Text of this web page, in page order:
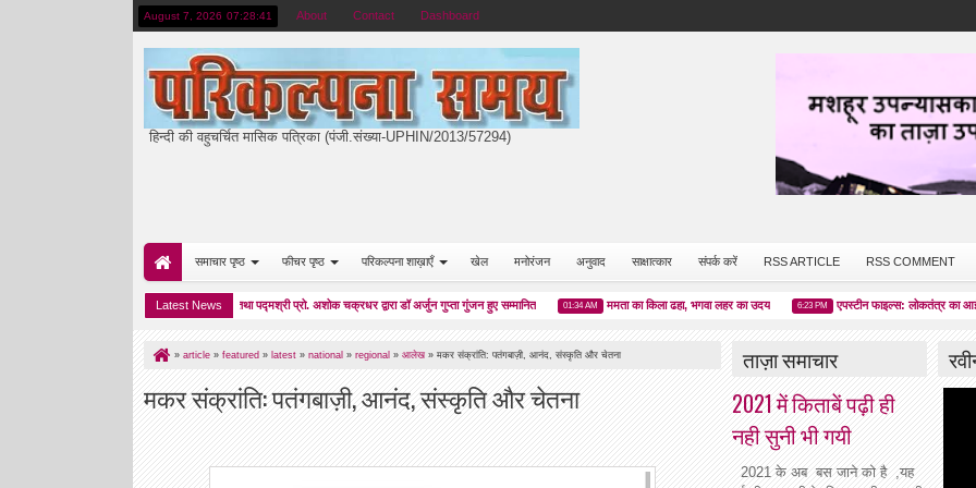
August 7, 2026 07:28:42 About Contact Dashboard
हिन्दी की वहुचर्चित मासिक पत्रिका (पंजी.संख्या-UPHIN/2013/57294)
समाचार पृष्ठ फीचर पृष्ठ परिकल्पना शाख़ाएँ खेल मनोरंजन अनुवाद साक्षात्कार संपर्क करें RSS ARTICLE RSS COMMENT
Latest News
डॉ रमेश पोखरियाल निशंक तथा पद्मश्री प्रो. अशोक चक्रधर द्वारा डॉ अर्जुन गुप्ता गुंजन हुए सम्मानित 01:34 AM ममता का किला ढहा, भगवा लहर का उदय 6:23 PM एपस्टीन फाइल्स: लोकतंत्र का आईना या
» article » featured » latest » national » regional » आलेख » मकर संक्रांति: पतंगबाज़ी, आनंद, संस्कृति और चेतना
मकर संक्रांति: पतंगबाज़ी, आनंद, संस्कृति और चेतना
ताज़ा समाचार
2021 में किताबें पढ़ी ही
नही सुनी भी गयी
2021 के अब बस जाने को है ,यह